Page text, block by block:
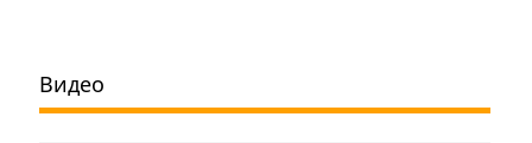
Видео